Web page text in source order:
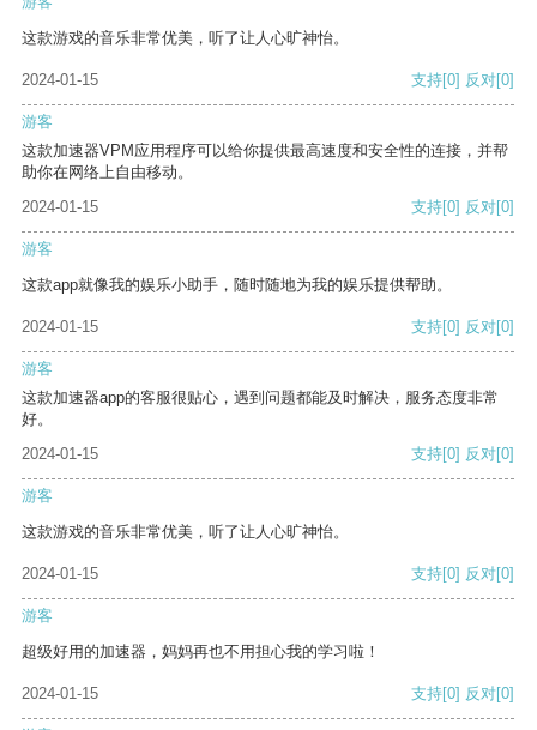
这款游戏的音乐非常优美，听了让人心旷神怡。
2024-01-15 支持[0] 反对[0]
游客
这款加速器VPM应用程序可以给你提供最高速度和安全性的连接，并帮
助你在网络上自由移动。
2024-01-15
支持[0] 反对[0]
游客
这款app就像我的娱乐小助手，随时随地为我的娱乐提供帮助。
2024-01-15 支持[0] 反对[0]
游客
这款加速器app的客服很贴心，遇到问题都能及时解决，服务态度非常
好。
2024-01-15
支持[0] 反对[0]
游客
这款游戏的音乐非常优美，听了让人心旷神怡。
2024-01-15 支持[0] 反对[0]
游客
超级好用的加速器，妈妈再也不用担心我的学习啦！
2024-01-15 支持[0] 反对[0]